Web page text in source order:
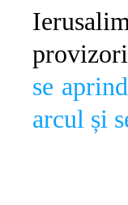
se
arcul și